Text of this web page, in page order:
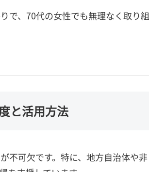
で、70代の女性でも無理なく取り組
と活用方法
不可欠です。特に、地方自治体や非